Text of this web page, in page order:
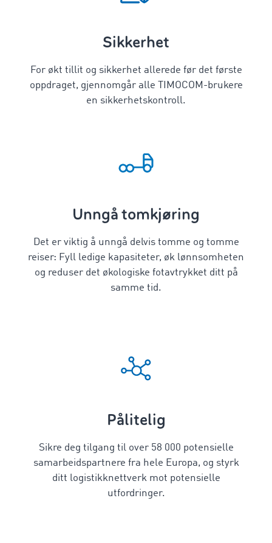
Sikkerhet
For økt tillit og sikkerhet allerede før det første
oppdraget, gjennomgår alle TIMOCOM-brukere
en sikkerhetskontroll.
Unngå tomkjøring
Det er viktig å unngå delvis tomme og tomme
reiser: Fyll ledige kapasiteter, øk lønnsomheten
og reduser det økologiske fotavtrykket ditt på
samme tid.
Pålitelig
Sikre deg tilgang til over 58 000 potensielle
samarbeidspartnere fra hele Europa, og styrk
ditt logistikknettverk mot potensielle
utfordringer.